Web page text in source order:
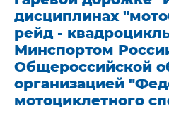
дисциплинах
рейд -
Минспортом
Общероссийской
организацией
мотоциклетного